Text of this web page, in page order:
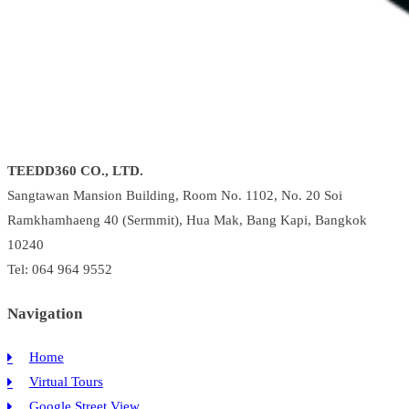
TEEDD360 CO., LTD.
Sangtawan Mansion Building, Room No. 1102, No. 20 Soi
Ramkhamhaeng 40 (Sermmit), Hua Mak, Bang Kapi, Bangkok
10240
Tel: 064 964 9552
Navigation
Home
Virtual Tours
Google Street View